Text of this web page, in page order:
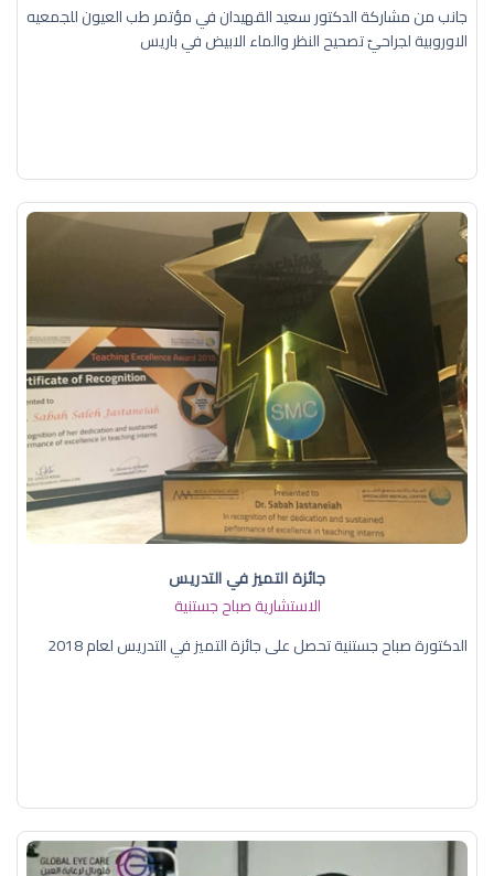
جانب من مشاركة الدكتور سعيد القهيدان في مؤتمر طب العيون للجمعيه
الاوروبية لجراحيّ تصحيح النظر والماء الابيض في باريس
جائزة التميز في التدريس
الاستشارية صباح جستنية
الدكتورة صباح جستنية تحصل على جائزة التميز في التدريس لعام 2018